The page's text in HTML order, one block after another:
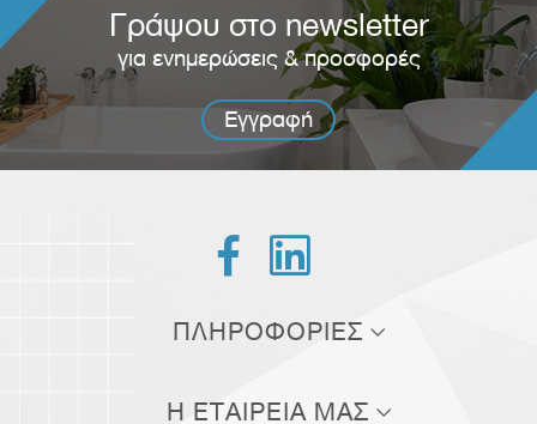
Γράψου στο newsletter
για ενημερώσεις & προσφορές
Εγγραφή
 
ΠΛΗΡΟΦΟΡΙΕΣ
Η ΕΤΑΙΡΕΙΑ ΜΑΣ